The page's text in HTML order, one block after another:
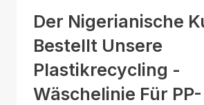
Der Nigerianische
Bestellt Unsere
Plastikrecycling -
Wäschelinie Für PP-